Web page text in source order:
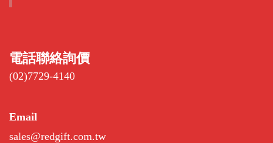
電話聯絡詢價
(02)7729-4140
Email
sales@redgift.com.tw